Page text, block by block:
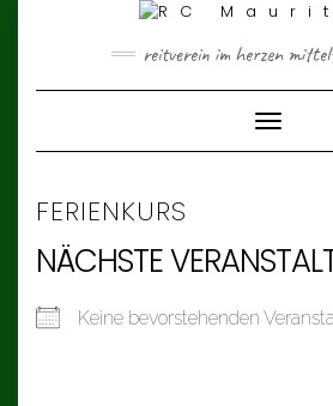
reitverein im herzen
Toggle
FERIENKURS
NÄCHSTE
Keine bevorstehenden